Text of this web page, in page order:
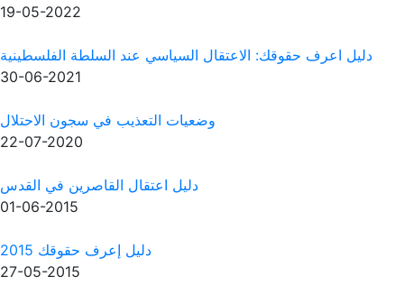
19-05-2022
دليل اعرف حقوقك: الاعتقال السياسي عند السلطة الفلسطينية
30-06-2021
وضعيات التعذيب في سجون الاحتلال
22-07-2020
دليل اعتقال القاصرين في القدس
01-06-2015
دليل إعرف حقوقك 2015
27-05-2015